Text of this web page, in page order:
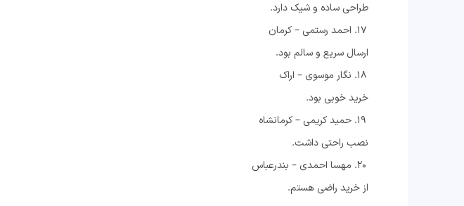
طراحی ساده و شیک دارد.
احمد رستمی – کرمان
ارسال سریع و سالم بود.
نگار موسوی – اراک
خرید خوبی بود.
حمید کریمی – کرمانشاه
نصب راحتی داشت.
مهسا احمدی – بندرعباس
از خرید راضی هستم.